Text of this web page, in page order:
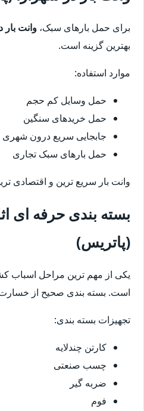
برای حمل بارهای سبک، وانت بار
بهترین گزینه است.
موارد استفاده:
حمل وسایل کم حجم
حمل خریدهای سنگین
جابجایی سریع درون شهری
حمل بارهای سبک تجاری
وانت بار سریع ترین و اقتصادی
بسته بندی حرفه ای
(پاتریس)
یکی از مهم ترین مراحل اسباب
است. بسته بندی صحیح از
تجهیزات بسته بندی:
کارتن چندلایه
چسب صنعتی
ضربه گیر
فوم